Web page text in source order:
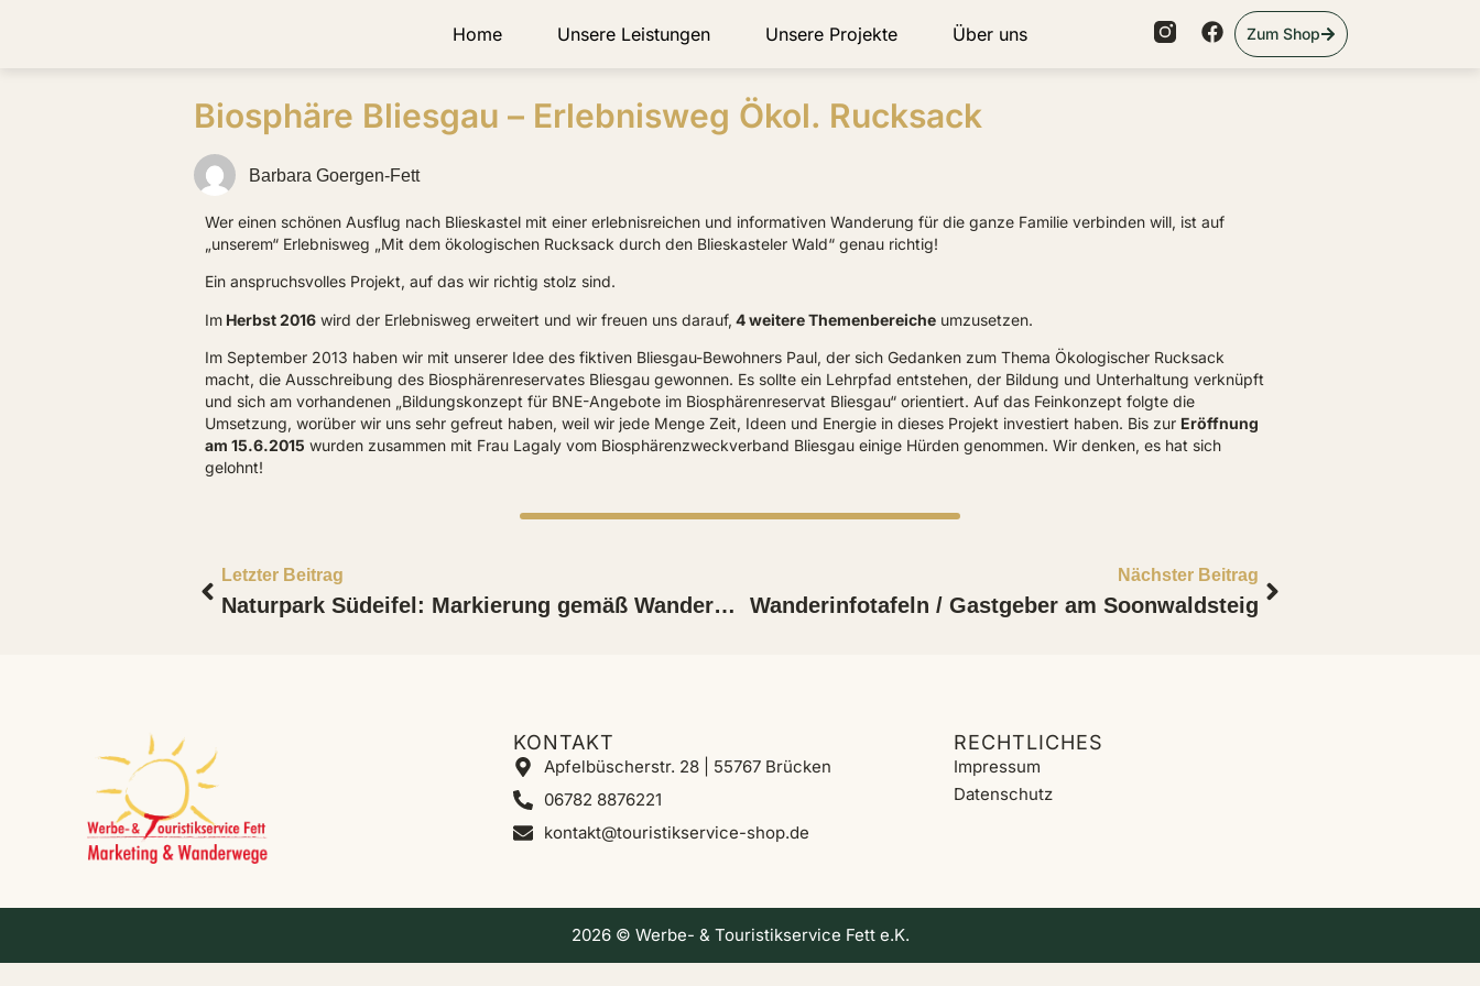
Home Unsere Leistungen Unsere Projekte Über uns Zum Shop
Biosphäre Bliesgau – Erlebnisweg Ökol. Rucksack
Barbara Goergen-Fett
Wer einen schönen Ausflug nach Blieskastel mit einer erlebnisreichen und informativen Wanderung für die ganze Familie verbinden will, ist auf
„unserem“ Erlebnisweg „Mit dem ökologischen Rucksack durch den Blieskasteler Wald“ genau richtig!
Ein anspruchsvolles Projekt, auf das wir richtig stolz sind.
ImHerbst 2016wird der Erlebnisweg erweitert und wir freuen uns darauf, 4 weitere Themenbereicheumzusetzen.
Im September 2013 haben wir mit unserer Idee des fiktiven Bliesgau-Bewohners Paul, der sich Gedanken zum Thema Ökologischer Rucksack
macht, die Ausschreibung des Biosphärenreservates Bliesgau gewonnen. Es sollte ein Lehrpfad entstehen, der Bildung und Unterhaltung verknüpft
und sich am vorhandenen „Bildungskonzept für BNE-Angebote im Biosphärenreservat Bliesgau“ orientiert. Auf das Feinkonzept folgte die
Umsetzung, worüber wir uns sehr gefreut haben, weil wir jede Menge Zeit, Ideen und Energie in dieses Projekt investiert haben. Bis zur Eröffnung
am 15.6.2015 wurden zusammen mit Frau Lagaly vom Biosphärenzweckverband Bliesgau einige Hürden genommen. Wir denken, es hat sich
gelohnt!
Letzter Beitrag
Naturpark Südeifel: Markierung gemäß Wanderwegeleitfaden
Nächster Beitrag
Wanderinfotafeln / Gastgeber am Soonwaldsteig
KONTAKT
Apfelbüscherstr. 28 | 55767 Brücken
06782 8876221
kontakt@touristikservice-shop.de
RECHTLICHES
Impressum
Datenschutz
2026 © Werbe- & Touristikservice Fett e.K.